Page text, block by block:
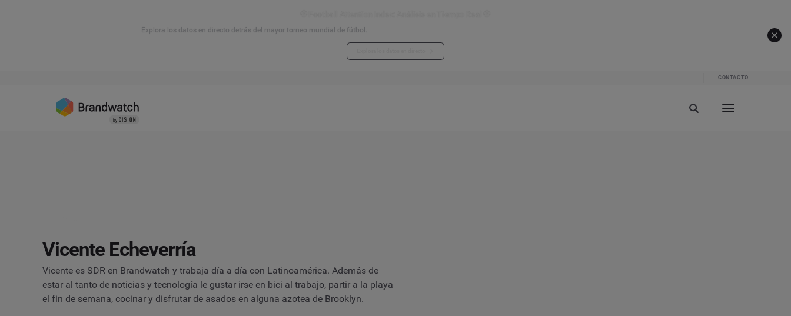
Explora los datos en directo detrás del mayor torneo mundial de fútbol.
CONTACTO
Vicente Echeverría
Vicente es SDR en Brandwatch y trabaja día a día con Latinoamérica. Además de
estar al tanto de noticias y tecnología le gustar irse en bici al trabajo, partir a la playa
el fin de semana, cocinar y disfrutar de asados en alguna azotea de Brooklyn.